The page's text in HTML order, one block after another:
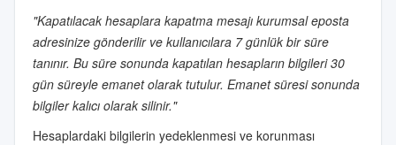
"Kapatılacak hesaplara kapatma mesajı kurumsal eposta
adresinize gönderilir ve kullanıcılara 7 günlük bir süre
tanınır. Bu süre sonunda kapatılan hesapların bilgileri 30
gün süreyle emanet olarak tutulur. Emanet süresi sonunda
bilgiler kalıcı olarak silinir."
Hesaplardaki bilgilerin yedeklenmesi ve korunması